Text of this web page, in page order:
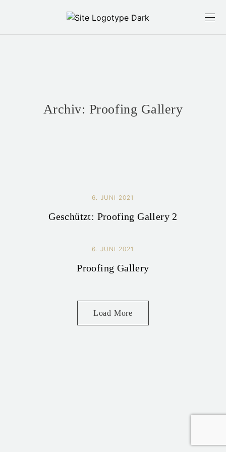
Archiv: Proofing Gallery
6. JUNI 2021
Geschützt: Proofing Gallery 2
6. JUNI 2021
Proofing Gallery
Load More